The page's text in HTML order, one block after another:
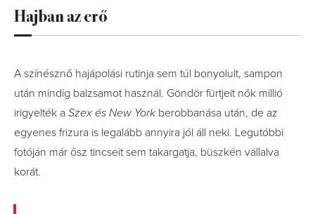
Hajban az erő
A színésznő hajápolási rutinja sem túl bonyolult, sampon
után mindig balzsamot használ. Göndör fürtjeit nők millió
irigyelték a Szex és New Yorkberobbanása után, de az
egyenes frizura is legalább annyira jól áll neki. Legutóbbi
fotóján már ősz tincseit sem takargatja, büszkén vállalva
korát.